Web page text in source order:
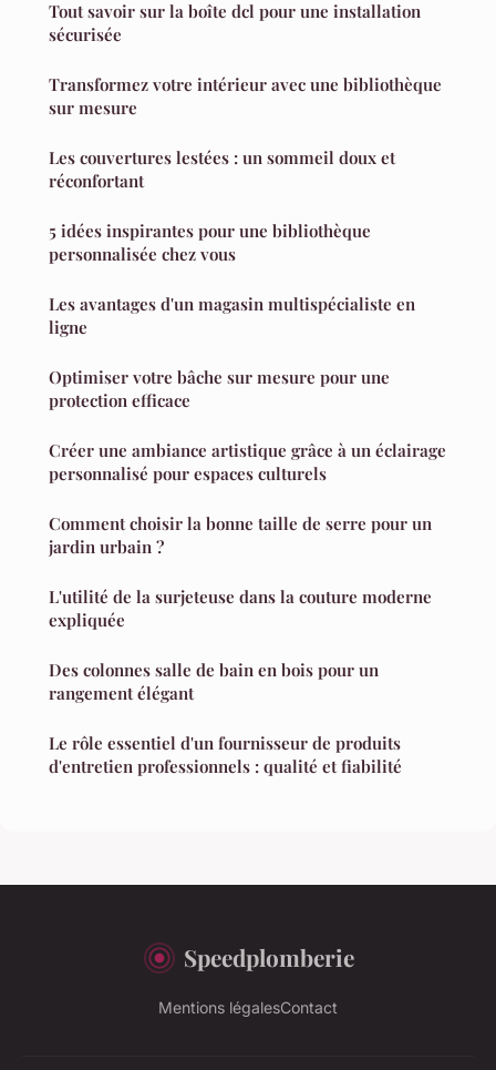
Tout savoir sur la boîte dcl pour une installation
sécurisée
Transformez votre intérieur avec une bibliothèque
sur mesure
Les couvertures lestées : un sommeil doux et
réconfortant
5 idées inspirantes pour une bibliothèque
personnalisée chez vous
Les avantages d'un magasin multispécialiste en
ligne
Optimiser votre bâche sur mesure pour une
protection efficace
Créer une ambiance artistique grâce à un éclairage
personnalisé pour espaces culturels
Comment choisir la bonne taille de serre pour un
jardin urbain ?
L'utilité de la surjeteuse dans la couture moderne
expliquée
Des colonnes salle de bain en bois pour un
rangement élégant
Le rôle essentiel d'un fournisseur de produits
d'entretien professionnels : qualité et fiabilité
Speedplomberie
Mentions légalesContact